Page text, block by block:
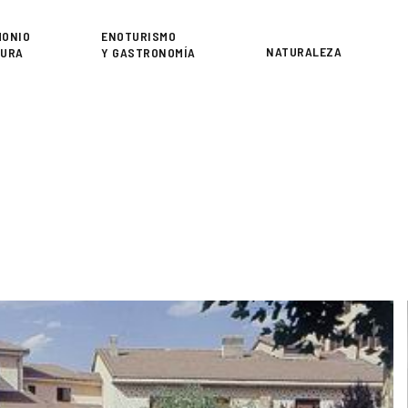
ENOTURISMO
Y GASTRONOMÍA
NATURALEZA